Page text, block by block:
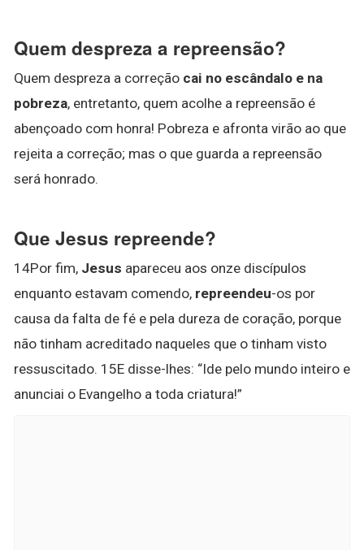
Quem despreza a repreensão?
Quem despreza a correção cai no escândalo e na
pobreza, entretanto, quem acolhe a repreensão é
abençoado com honra! Pobreza e afronta virão ao que
rejeita a correção; mas o que guarda a repreensão
será honrado.
Que Jesus repreende?
14Por fim, Jesus apareceu aos onze discípulos
enquanto estavam comendo, repreendeu-os por
causa da falta de fé e pela dureza de coração, porque
não tinham acreditado naqueles que o tinham visto
ressuscitado. 15E disse-lhes: “Ide pelo mundo inteiro e
anunciai o Evangelho a toda criatura!”